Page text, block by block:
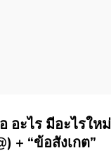
อะไร มีอะไรใหม่
+ “ข้อสังเกต”